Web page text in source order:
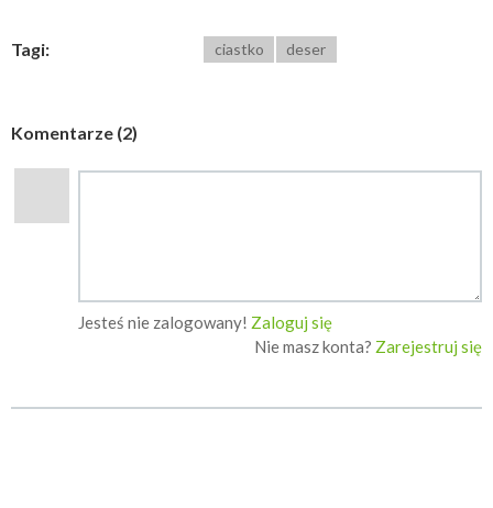
Tagi: ciastko deser
Komentarze (2)
Jesteś nie zalogowany! Zaloguj się
Nie masz konta? Zarejestruj się